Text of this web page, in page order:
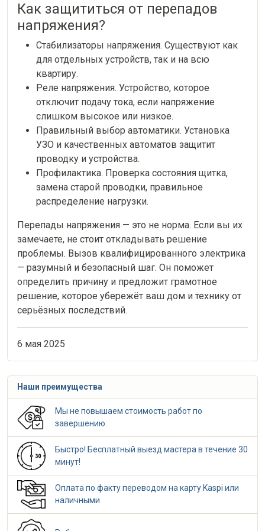
Как защититься от перепадов
напряжения?
Стабилизаторы напряжения. Существуют как
для отдельных устройств, так и на всю
квартиру.
Реле напряжения. Устройство, которое
отключит подачу тока, если напряжение
слишком высокое или низкое.
Правильный выбор автоматики. Установка
УЗО и качественных автоматов защитит
проводку и устройства.
Профилактика. Проверка состояния щитка,
замена старой проводки, правильное
распределение нагрузки.
Перепады напряжения — это не норма. Если вы их
замечаете, не стоит откладывать решение
проблемы. Вызов квалифицированного электрика
— разумный и безопасный шаг. Он поможет
определить причину и предложит грамотное
решение, которое убережёт ваш дом и технику от
серьёзных последствий.
6 мая 2025
Наши преимущества
Мы не повышаем стоимость работ по
завершению
Быстро! Бесплатный выезд мастера в течение 30
минут!
Оплата по факту переводом на карту Kaspi или
наличными